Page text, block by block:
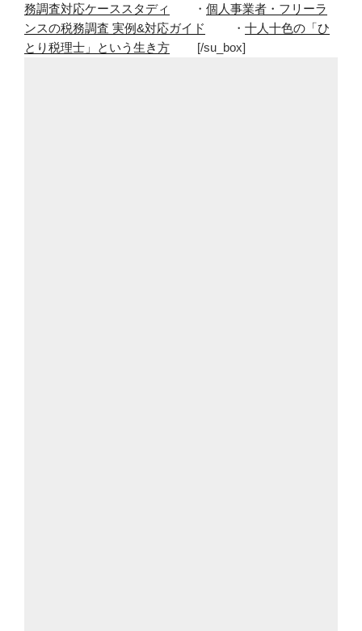
務調査対応ケーススタディ
・ 個人事業者・フリーラ
ンスの税務調査 実例&対応ガイド
・ 十人十色の「ひ
とり税理士」という生き方 [/su_box]